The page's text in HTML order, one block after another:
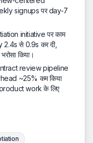
signups पर day-7
initiative पर काम
से 0.9s कर दी,
किया।
review pipeline
~25% कम किया
work के लिए